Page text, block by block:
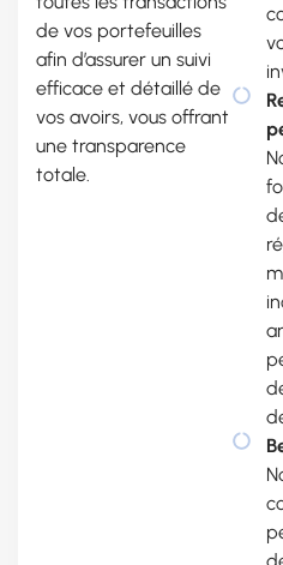
de vos portefeuilles
afin d’assurer un suivi
efficace et détaillé de
vos avoirs, vous offrant
une transparence
totale.